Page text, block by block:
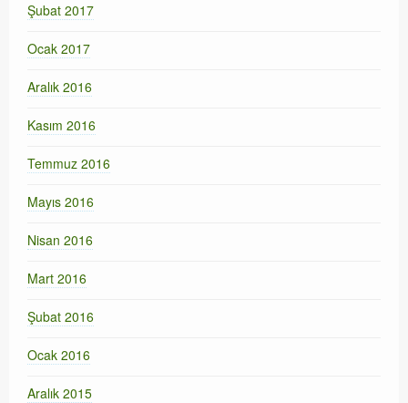
Şubat 2017
Ocak 2017
Aralık 2016
Kasım 2016
Temmuz 2016
Mayıs 2016
Nisan 2016
Mart 2016
Şubat 2016
Ocak 2016
Aralık 2015